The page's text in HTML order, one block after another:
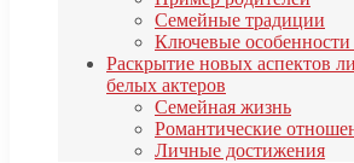
Семейные традиции
Ключевые особенности
Раскрытие новых аспектов
белых актеров
Семейная жизнь
Романтические
Личные достижения